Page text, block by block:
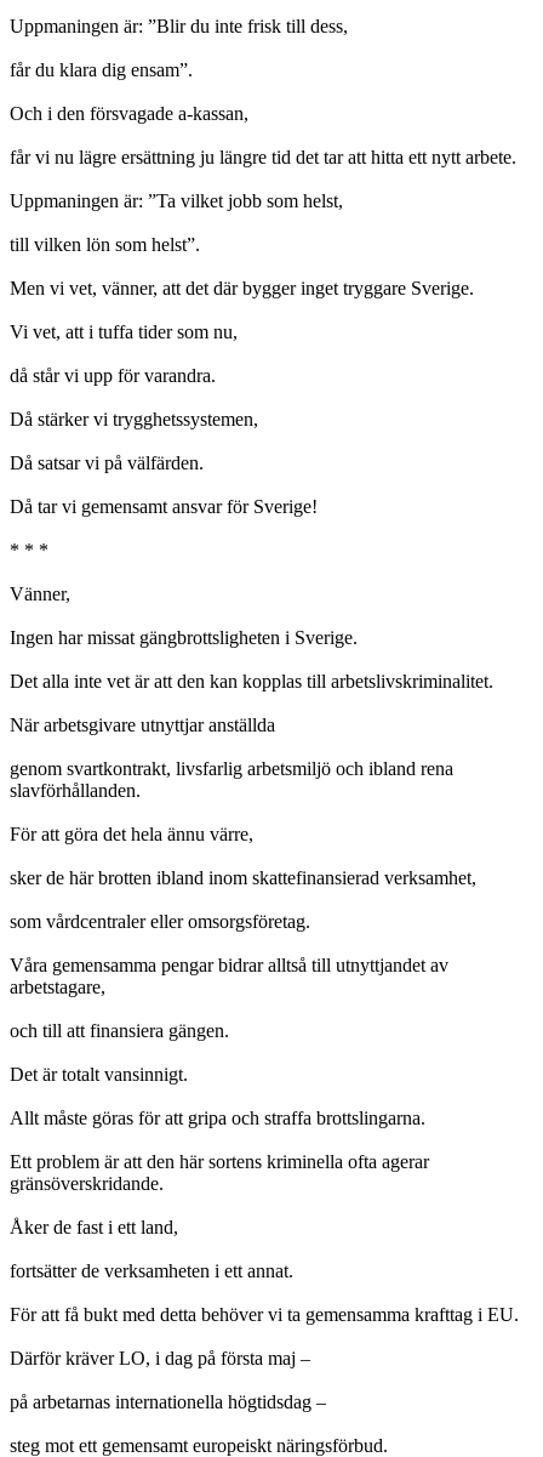
Uppmaningen är: ”Blir du inte frisk till dess,
får du klara dig ensam”.
Och i den försvagade a-kassan,
får vi nu lägre ersättning ju längre tid det tar att hitta ett nytt arbete.
Uppmaningen är: ”Ta vilket jobb som helst,
till vilken lön som helst”.
Men vi vet, vänner, att det där bygger inget tryggare Sverige.
Vi vet, att i tuffa tider som nu,
då står vi upp för varandra.
Då stärker vi trygghetssystemen,
Då satsar vi på välfärden.
Då tar vi gemensamt ansvar för Sverige!
* * *
Vänner,
Ingen har missat gängbrottsligheten i Sverige.
Det alla inte vet är att den kan kopplas till arbetslivskriminalitet.
När arbetsgivare utnyttjar anställda
genom svartkontrakt, livsfarlig arbetsmiljö och ibland rena
slavförhållanden.
För att göra det hela ännu värre,
sker de här brotten ibland inom skattefinansierad verksamhet,
som vårdcentraler eller omsorgsföretag.
Våra gemensamma pengar bidrar alltså till utnyttjandet av
arbetstagare,
och till att finansiera gängen.
Det är totalt vansinnigt.
Allt måste göras för att gripa och straffa brottslingarna.
Ett problem är att den här sortens kriminella ofta agerar
gränsöverskridande.
Åker de fast i ett land,
fortsätter de verksamheten i ett annat.
För att få bukt med detta behöver vi ta gemensamma krafttag i EU.
Därför kräver LO, i dag på första maj –
på arbetarnas internationella högtidsdag –
steg mot ett gemensamt europeiskt näringsförbud.